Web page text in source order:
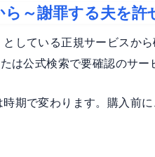
～謝罪する夫を許
している正規サービスか
は公式検索で要確認のサー
期で変わります。購入前